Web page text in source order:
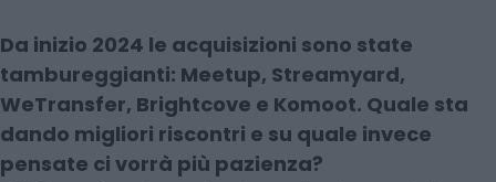
Da inizio 2024 le acquisizioni sono state
tambureggianti: Meetup, Streamyard,
WeTransfer, Brightcove e Komoot. Quale sta
dando migliori riscontri e su quale invece
pensate ci vorrà più pazienza?